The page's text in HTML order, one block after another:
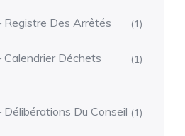
Registre Des Arrêtés (1)
Déchets
(1)
Du Conseil (1)